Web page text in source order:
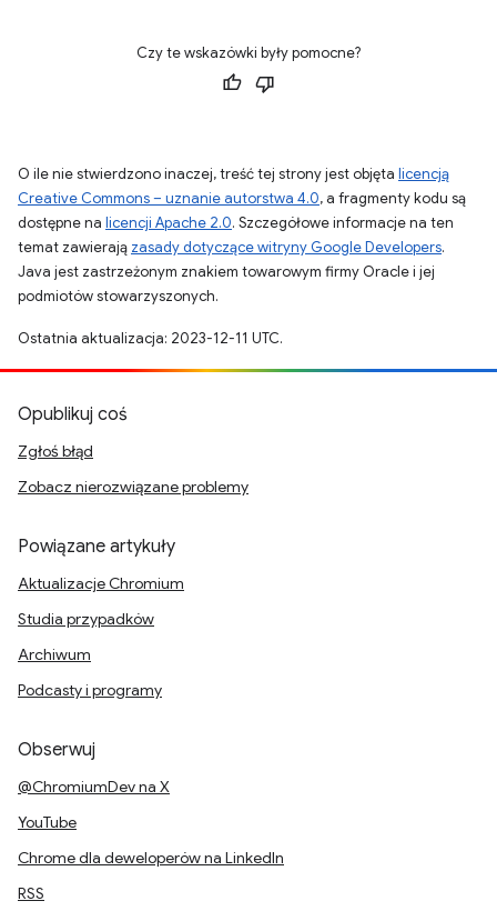
Czy te wskazówki były pomocne?
O ile nie stwierdzono inaczej, treść tej strony jest objęta licencją
Creative Commons – uznanie autorstwa 4.0, a fragmenty kodu są
dostępne na licencji Apache 2.0. Szczegółowe informacje na ten
temat zawierają zasady dotyczące witryny Google Developers.
Java jest zastrzeżonym znakiem towarowym firmy Oracle i jej
podmiotów stowarzyszonych.
Ostatnia aktualizacja: 2023-12-11 UTC.
Opublikuj coś
Zgłoś błąd
Zobacz nierozwiązane problemy
Powiązane artykuły
Aktualizacje Chromium
Studia przypadków
Archiwum
Podcasty i programy
Obserwuj
@ChromiumDev na X
YouTube
Chrome dla deweloperów na LinkedIn
RSS